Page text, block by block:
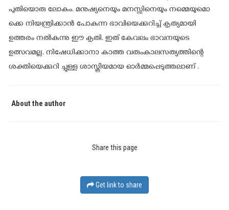
പുതിയൊരു ലോകം. മനുഷ്യനെയും മനസ്സിനെയും നമ്മെയുമൊ
ക്കെ നിയന്ത്രിക്കാന്‍ പോകുന്ന ഭാവിയെക്കുറിച്ച് കൃത്യമായി
ഉത്തരം നല്‍കുന്നു ഈ കൃതി. ഇത് കേവലം ഭാവനയുടെ
ഉത്സവമല്ല. നിഷേധിക്കാനാ കാത്ത വരുംകാലസത്യത്തിന്റെ
ശക്തിയെക്കുറി ച്ചുള്ള ശാസ്ത്രീയമായ ഓര്‍മ്മപ്പെടുത്തലാണ് .
About the author
Share this page
Get link to share